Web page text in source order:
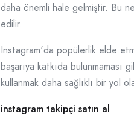
daha önemli hale gelmiştir. Bu
edilir.
Instagram'da popülerlik elde
başarıya katkıda
kullanmak daha sağlıklı bir yol
instagram takipçi satın al